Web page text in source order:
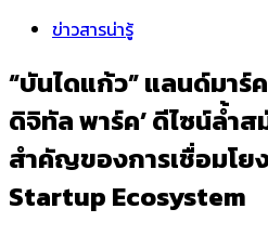
ข่าวสารน่ารู้
“บันไดแก้ว” แลนด์มาร์
ดิจิทัล พาร์ค’ ดีไซน์ล้ำ
สำคัญของการเชื่อมโย
Startup Ecosystem